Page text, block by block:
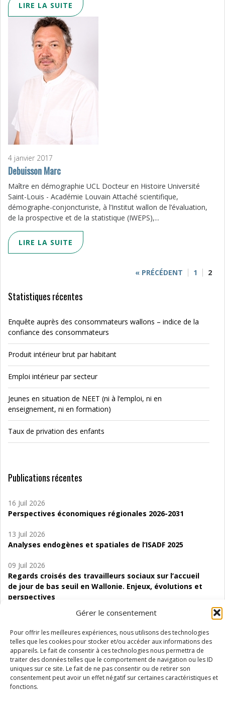
Gérer le consentement
Pour offrir les meilleures expériences, nous utilisons des technologies
telles que les cookies pour stocker et/ou accéder aux informations des
appareils. Le fait de consentir à ces technologies nous permettra de
traiter des données telles que le comportement de navigation ou les ID
uniques sur ce site. Le fait de ne pas consentir ou de retirer son
consentement peut avoir un effet négatif sur certaines caractéristiques et
fonctions.
LIRE LA SUITE
4 janvier 2017
Debuisson Marc
Maître en démographie UCL Docteur en Histoire Université
Saint-Louis - Académie Louvain Attaché scientifique,
démographe-conjoncturiste, à l’Institut wallon de l’évaluation,
de la prospective et de la statistique (IWEPS),...
LIRE LA SUITE
« PRÉCÉDENT 1 2
Statistiques récentes
Enquête auprès des consommateurs wallons – indice de la
confiance des consommateurs
Produit intérieur brut par habitant
Emploi intérieur par secteur
Jeunes en situation de NEET (ni à l’emploi, ni en
enseignement, ni en formation)
Taux de privation des enfants
Publications récentes
16 Juil 2026
Perspectives économiques régionales 2026-2031
13 Juil 2026
Analyses endogènes et spatiales de l’ISADF 2025
09 Juil 2026
Regards croisés des travailleurs sociaux sur l’accueil
de jour de bas seuil en Wallonie. Enjeux, évolutions et
perspectives
Étude d’évaluabilité des Structures
d’accompagnement à l’autocréation d’emploi (SAACE)
01 Juil 2026
Pénurie du personnel infirmier :quels indicateurs
d’offre de soins pour comprendre la situation en
Wallonie ?